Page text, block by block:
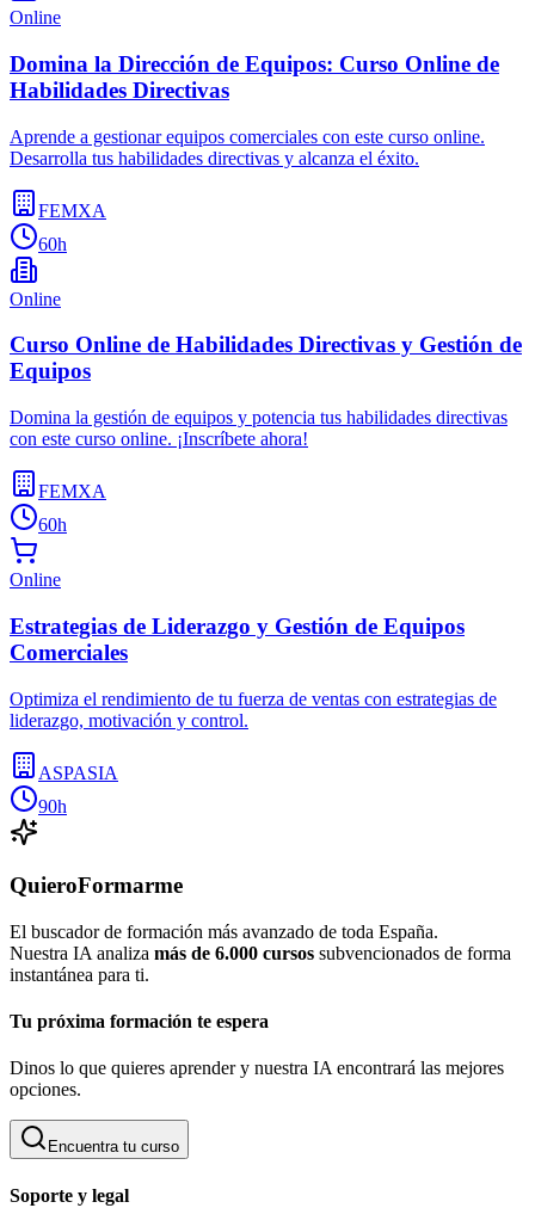
Online
Domina la Dirección de Equipos: Curso Online de
Habilidades Directivas
Aprende a gestionar equipos comerciales con este curso online.
Desarrolla tus habilidades directivas y alcanza el éxito.
FEMXA
60h
Online
Curso Online de Habilidades Directivas y Gestión de
Equipos
Domina la gestión de equipos y potencia tus habilidades directivas
con este curso online. ¡Inscríbete ahora!
FEMXA
60h
Online
Estrategias de Liderazgo y Gestión de Equipos
Comerciales
Optimiza el rendimiento de tu fuerza de ventas con estrategias de
liderazgo, motivación y control.
ASPASIA
90h
QuieroFormarme
El buscador de formación más avanzado de toda España.
Nuestra IA analiza más de 6.000 cursos subvencionados de forma
instantánea para ti.
Tu próxima formación te espera
Dinos lo que quieres aprender y nuestra IA encontrará las mejores
opciones.
Encuentra tu curso
Soporte y legal